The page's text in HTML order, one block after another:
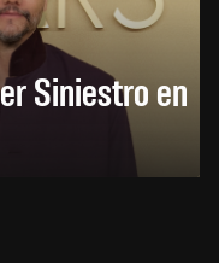
Siniestro en